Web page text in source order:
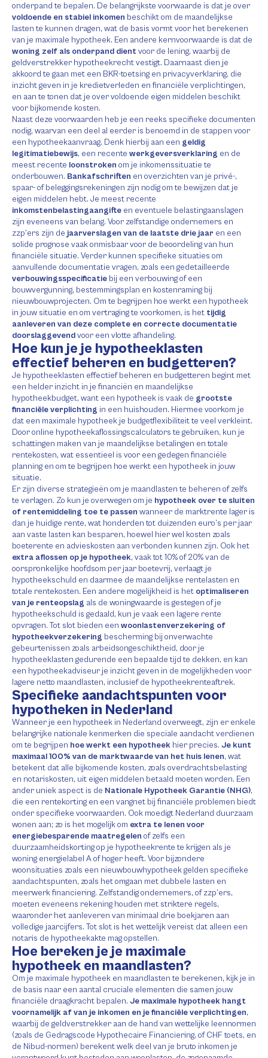
onderpand te bepalen. De belangrijkste voorwaarde is dat je over
voldoende en stabiel inkomen beschikt om de maandelijkse
lasten te kunnen dragen, wat de basis vormt voor het berekenen
van je maximale hypotheek. Een andere kernvoorwaarde is dat de
woning zelf als onderpand dientvoor de lening, waarbij de
geldverstrekker hypotheekrecht vestigt. Daarnaast dien je
akkoord te gaan met een BKR-toetsing en privacyverklaring, die
inzicht geven in je kredietverleden en financiële verplichtingen,
en aan te tonen dat je over voldoende eigen middelen beschikt
voor bijkomende kosten.
Naast deze voorwaarden heb je een reeks specifieke documenten
nodig, waarvan een deel al eerder is benoemd in de stappen voor
een hypotheekaanvraag. Denk hierbij aan een geldig
legitimatiebewijs, een recente werkgeversverklaring en de
meest recente loonstroken om je inkomenssituatie te
onderbouwen. Bankafschriften en overzichten van je privé-,
spaar- of beleggingsrekeningen zijn nodig om te bewijzen dat je
eigen middelen hebt. Je meest recente
inkomstenbelastingaangifte en eventuele belastingaanslagen
zijn eveneens van belang. Voor zelfstandige ondernemers en
zzp’ers zijn de jaarverslagen van de laatste drie jaar en een
solide prognose vaak onmisbaar voor de beoordeling van hun
financiële situatie. Verder kunnen specifieke situaties om
aanvullende documentatie vragen, zoals een gedetailleerde
verbouwingsspecificatie bij een verbouwing of een
bouwvergunning, bestemmingsplan en kostenraming bij
nieuwbouwprojecten. Om te begrijpen hoe werkt een hypotheek
in jouw situatie en om vertraging te voorkomen, is het tijdig
aanleveren van deze complete en correcte documentatie
doorslaggevendvoor een vlotte afhandeling.
Hoe kun je je hypotheeklasten
effectief beheren en budgetteren?
Je hypotheeklasten effectief beheren en budgetteren begint met
een helder inzicht in je financiën en maandelijkse
hypotheekbudget, want een hypotheek is vaak de grootste
financiële verplichting in een huishouden. Hiermee voorkom je
dat een maximale hypotheek je budgetflexibiliteit te veel verkleint.
Door online hypotheekaflossingscalculators te gebruiken, kun je
schattingen maken van je maandelijkse betalingen en totale
rentekosten, wat essentieel is voor een gedegen financiële
planning en om te begrijpen hoe werkt een hypotheek in jouw
situatie.
Er zijn diverse strategieën om je maandlasten te beheren of zelfs
te verlagen. Zo kun je overwegen om je hypotheek over te sluiten
of rentemiddeling toe te passen wanneer de marktrente lager is
dan je huidige rente, wat honderden tot duizenden euro’s per jaar
aan vaste lasten kan besparen, hoewel hier wel kosten zoals
boeterente en advieskosten aan verbonden kunnen zijn. Ook het
extra aflossen op je hypotheek, vaak tot 10% of 20% van de
oorspronkelijke hoofdsom per jaar boetevrij, verlaagt je
hypotheekschuld en daarmee de maandelijkse rentelasten en
totale rentekosten. Een andere mogelijkheid is het optimaliseren
van je renteopslag als de woningwaarde is gestegen of je
hypotheekschuld is gedaald, kun je vaak een lagere rente
opvragen. Tot slot bieden een woonlastenverzekering of
hypotheekverzekering bescherming bij onverwachte
gebeurtenissen zoals arbeidsongeschiktheid, door je
hypotheeklasten gedurende een bepaalde tijd te dekken, en kan
een hypotheekadviseur je inzicht geven in de mogelijkheden voor
lagere netto maandlasten, inclusief de hypotheekrenteaftrek.
Specifieke aandachtspunten voor
hypotheken in Nederland
Wanneer je een hypotheek in Nederland overweegt, zijn er enkele
belangrijke nationale kenmerken die speciale aandacht verdienen
om te begrijpen hoe werkt een hypotheek hier precies. Je kunt
maximaal 100% van de marktwaarde van het huis lenen, wat
betekent dat alle bijkomende kosten, zoals overdrachtsbelasting
en notariskosten, uit eigen middelen betaald moeten worden. Een
ander uniek aspect is de Nationale Hypotheek Garantie (NHG),
die een rentekorting en een vangnet bij financiële problemen biedt
onder specifieke voorwaarden. Ook moedigt Nederland duurzaam
wonen aan; zo is het mogelijk om extra te lenen voor
energiebesparende maatregelen of zelfs een
duurzaamheidskorting op je hypotheekrente te krijgen als je
woning energielabel A of hoger heeft. Voor bijzondere
woonsituaties zoals een nieuwbouwhypotheek gelden specifieke
aandachtspunten, zoals het omgaan met dubbele lasten en
meerwerk financiering. Zelfstandig ondernemers, of zzp’ers,
moeten eveneens rekening houden met striktere regels,
waaronder het aanleveren van minimaal drie boekjaren aan
volledige jaarcijfers. Tot slot is het wettelijk vereist dat alleen een
notaris de hypotheekakte mag opstellen.
Hoe bereken je je maximale
hypotheek en maandlasten?
Om je maximale hypotheek en maandlasten te berekenen, kijk je in
de basis naar een aantal cruciale elementen die samen jouw
financiële draagkracht bepalen. Je maximale hypotheek hangt
voornamelijk af van je inkomen en je financiële verplichtingen,
waarbij de geldverstrekker aan de hand van wettelijke leennormen
(zoals de Gedragscode Hypothecaire Financiering, of CHF toets, en
de Nibud-normen) berekent welk deel van je bruto inkomen je